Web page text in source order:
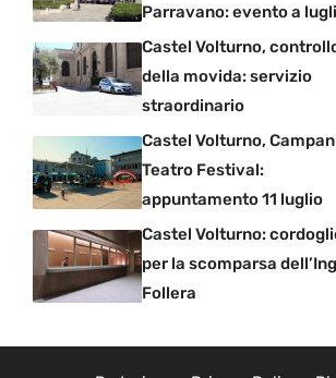
Parravano: evento a
Castel Volturno,
della movida: servizio
straordinario
Castel Volturno,
Teatro Festival:
appuntamento 11 luglio
Castel Volturno:
per la scomparsa
Follera